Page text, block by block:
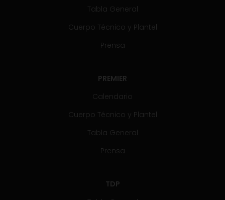
Tabla General
Cuerpo Técnico y Plantel
Prensa
PREMIER
Calendario
Cuerpo Técnico y Plantel
Tabla General
Prensa
TDP